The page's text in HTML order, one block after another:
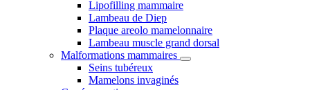
Lipofilling mammaire
Lambeau de Diep
Plaque areolo mamelonnaire
Lambeau muscle grand dorsal
Malformations mammaires
Seins tubéreux
Mamelons invaginés